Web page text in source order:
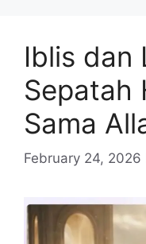
Iblis dan
Sepatah
Sama
February 24, 2026